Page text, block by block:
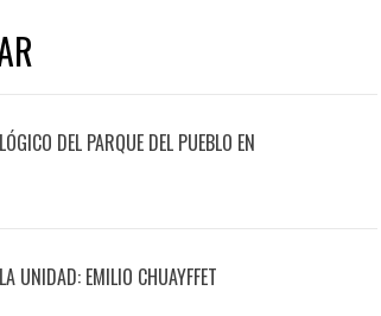
DEL PARQUE DEL PUEBLO EN
UNIDAD: EMILIO CHUAYFFET